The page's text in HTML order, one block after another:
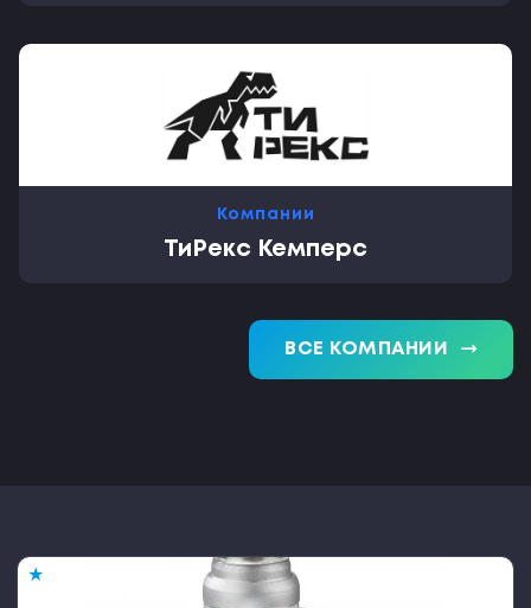
Компании
ТиРекс Кемперс
ВСЕ КОМПАНИИ trending_flat
★